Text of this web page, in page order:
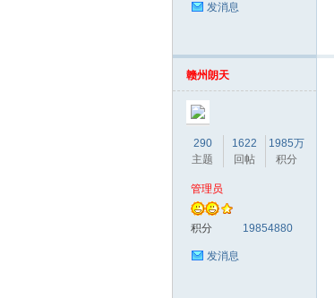
发消息
赣州朗天
290
主题
1622
回帖
1985万
积分
管理员
积分 19854880
发消息